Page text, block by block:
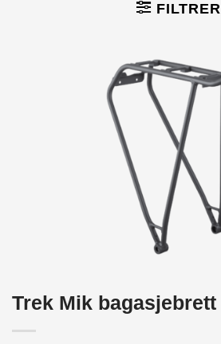
FILTRER
Trek Mik bagasjebrett